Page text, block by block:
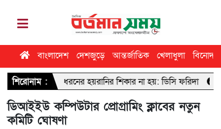
বাংলাদেশ দেশজুড়ে আন্তর্জাতিক খেলাধুলা বিনোদন
শিরোনাম :
ধরনের হয়রানির শিকার না হয়: ডিসি ফরিদা ঢাবি
ডিআইইউ কম্পিউটার প্রোগ্রামিং ক্লাবের নতুন
কমিটি ঘোষণা